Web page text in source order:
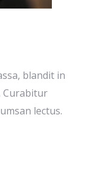
blandit in
Curabitur
lectus.